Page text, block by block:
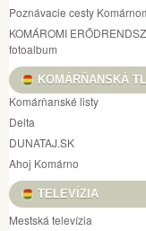
Poznávacie cesty
KOMÁROMI
fotoalbum
KOMÁRŇANSKÁ
Komárňanské listy
Delta
DUNATAJ.SK
Ahoj Komárno
TELEVÍZIA
Mestská televízia